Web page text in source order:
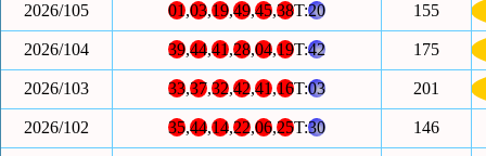
2026/105 01,03,19,49,45,38T:20 155
2026/104 39,44,41,28,04,19T:42 175
2026/103 33,37,32,42,41,16T:03 201
2026/102 35,44,14,22,06,25T:30 146